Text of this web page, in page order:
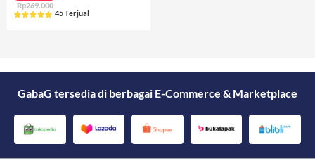
Rp269.000
Rated
45 Terjual
GabaG tersedia di berbagai E-Commerce & Marketplace